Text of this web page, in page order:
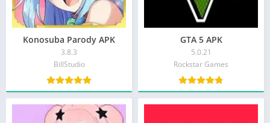
Konosuba Parody APK
3.8.3
BillStudio
GTA 5 APK
5.0.21
Rockstar Games